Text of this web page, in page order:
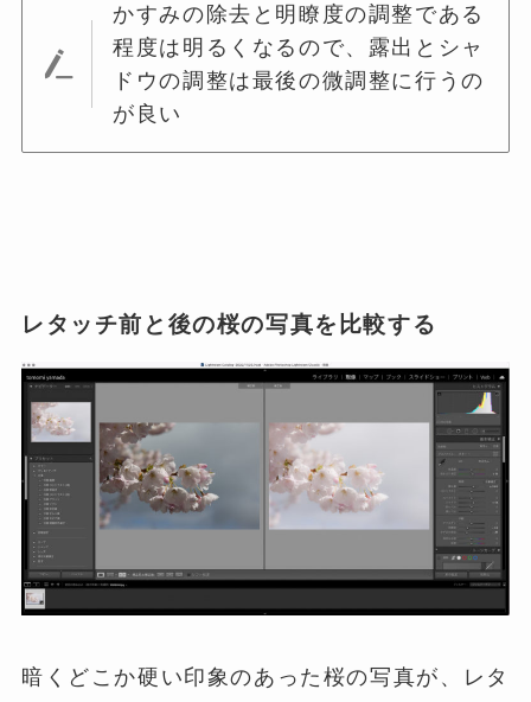
かすみの除去と明瞭度の調整である
程度は明るくなるので、露出とシャ
ドウの調整は最後の微調整に行うの
が良い
レタッチ前と後の桜の写真を比較する
暗くどこか硬い印象のあった桜の写真が、レタ